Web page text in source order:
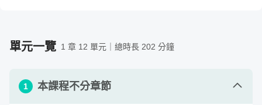
個好習慣。
此外，我還會告訴你「在什麼人生階段需要什麼保險」以及
「怎麼計算自己的保險需求」。有了保險，加上一筆能夠自
紙、筆、計算機（手機內建的即可）
單元一覽 1 章 12 單元｜總時長 202 分鐘
1 本課程不分章節